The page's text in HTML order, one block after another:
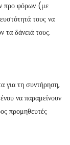
προ φόρων (με
τους να
τα δάνειά τους.
για τη συντήρηση,
να παραμείνουν
προμηθευτές